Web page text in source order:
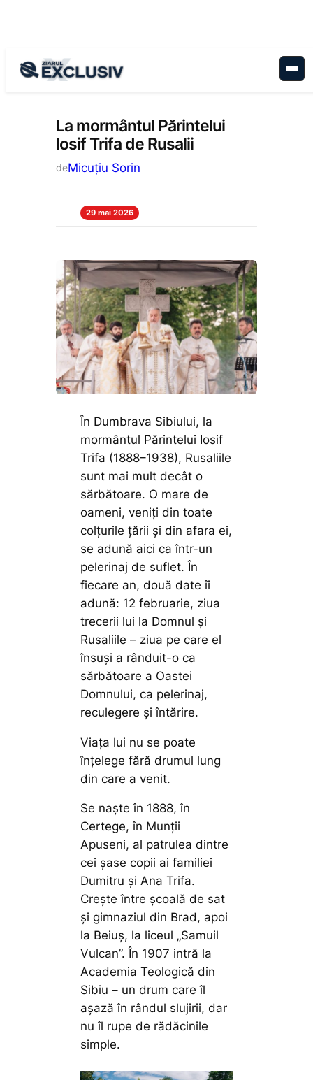
Cultură, Stiri la zi
La mormântul Părintelui
Iosif Trifa de Rusalii
deMicuțiu Sorin
29 mai 2026
În Dumbrava Sibiului, la
mormântul Părintelui Iosif
Trifa (1888–1938), Rusaliile
sunt mai mult decât o
sărbătoare. O mare de
oameni, veniți din toate
colțurile țării și din afara ei,
se adună aici ca într-un
pelerinaj de suflet. În
fiecare an, două date îi
adună: 12 februarie, ziua
trecerii lui la Domnul și
Rusaliile – ziua pe care el
însuși a rânduit-o ca
sărbătoare a Oastei
Domnului, ca pelerinaj,
reculegere și întărire.
Viața lui nu se poate
înțelege fără drumul lung
din care a venit.
Se naște în 1888, în
Certege, în Munții
Apuseni, al patrulea dintre
cei șase copii ai familiei
Dumitru și Ana Trifa.
Crește între școală de sat
și gimnaziul din Brad, apoi
la Beiuș, la liceul „Samuil
Vulcan”. În 1907 intră la
Academia Teologică din
Sibiu – un drum care îl
așază în rândul slujirii, dar
nu îl rupe de rădăcinile
simple.